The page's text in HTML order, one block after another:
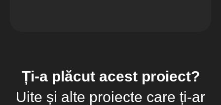
Ți-a plăcut acest proiect?
Uite și alte proiecte care ți-ar